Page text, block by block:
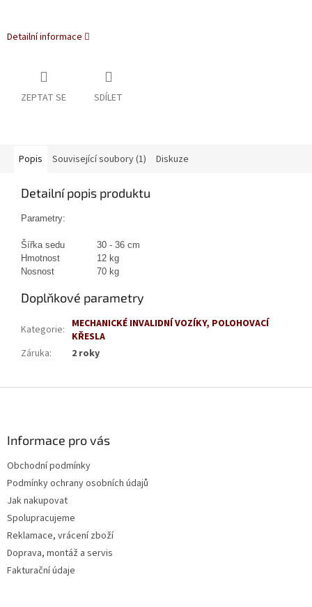
Detailní informace
ZEPTAT SE SDÍLET
Popis Související soubory (1) Diskuze
Detailní popis produktu
Parametry:
Šířka sedu
30 - 36 cm
Hmotnost
12 kg
Nosnost
70 kg
Doplňkové parametry
Kategorie: MECHANICKÉ INVALIDNÍ VOZÍKY, POLOHOVACÍ
KŘESLA
Záruka: 2 roky
Informace pro vás
Obchodní podmínky
Podmínky ochrany osobních údajů
Jak nakupovat
Spolupracujeme
Reklamace, vrácení zboží
Doprava, montáž a servis
Fakturační údaje